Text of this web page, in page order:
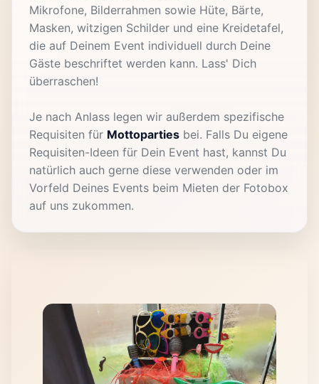
Mikrofone, Bilderrahmen sowie Hüte, Bärte,
Masken, witzigen Schilder und eine Kreidetafel,
die auf Deinem Event individuell durch Deine
Gäste beschriftet werden kann. Lass' Dich
überraschen!
Je nach Anlass legen wir außerdem spezifische
Requisiten für Mottoparties bei. Falls Du eigene
Requisiten-Ideen für Dein Event hast, kannst Du
natürlich auch gerne diese verwenden oder im
Vorfeld Deines Events beim Mieten der Fotobox
auf uns zukommen.